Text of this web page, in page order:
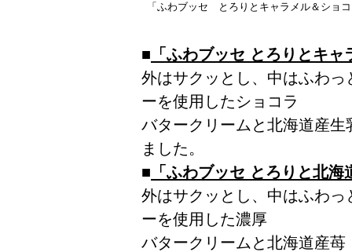
「ふわブッセ とろりとキャラメル＆ショ
■ 「ふわブッセ とろりとキ
外はサクッとし、中はふわ
ーを使用したショコラ
バタークリームと北海道産
ました。
■ 「ふわブッセ とろりと北海
外はサクッとし、中はふわ
ーを使用した濃厚
バタークリームと北海道産